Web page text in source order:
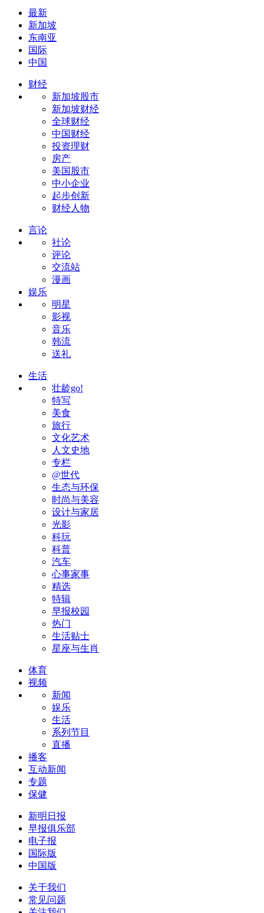
最新
新加坡
东南亚
国际
中国
财经
新加坡股市
新加坡财经
全球财经
中国财经
投资理财
房产
美国股市
中小企业
起步创新
财经人物
言论
社论
评论
交流站
漫画
娱乐
明星
影视
音乐
韩流
送礼
生活
壮龄go!
特写
美食
旅行
文化艺术
人文史地
专栏
@世代
生态与环保
时尚与美容
设计与家居
光影
科玩
科普
汽车
心事家事
精选
特辑
早报校园
热门
生活贴士
星座与生肖
体育
视频
新闻
娱乐
生活
系列节目
直播
播客
互动新闻
专题
保健
新明日报
早报俱乐部
电子报
国际版
中国版
关于我们
常见问题